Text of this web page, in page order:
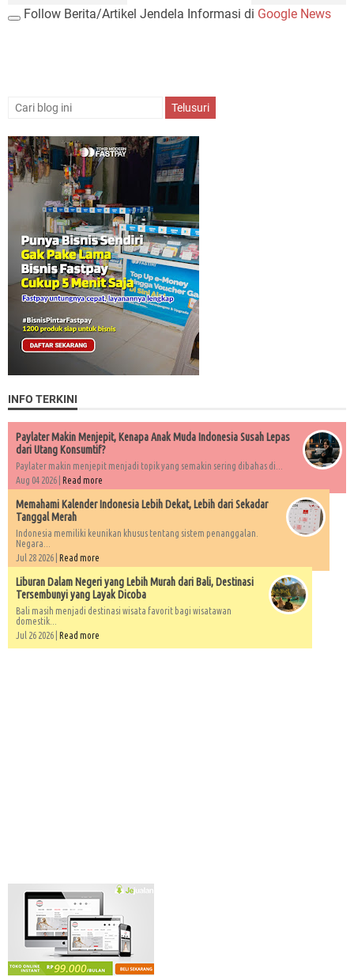
Follow Berita/Artikel Jendela Informasi di Google News
INFO TERKINI
Paylater Makin Menjepit, Kenapa Anak Muda Indonesia Susah Lepas
dari Utang Konsumtif?
Paylater makin menjepit menjadi topik yang semakin sering dibahas di...
Aug 04 2026 | Read more
Memahami Kalender Indonesia Lebih Dekat, Lebih dari Sekadar
Tanggal Merah
Indonesia memiliki keunikan khusus tentang sistem penanggalan.
Negara...
Jul 28 2026 | Read more
Liburan Dalam Negeri yang Lebih Murah dari Bali, Destinasi
Tersembunyi yang Layak Dicoba
Bali masih menjadi destinasi wisata favorit bagi wisatawan
domestik...
Jul 26 2026 | Read more